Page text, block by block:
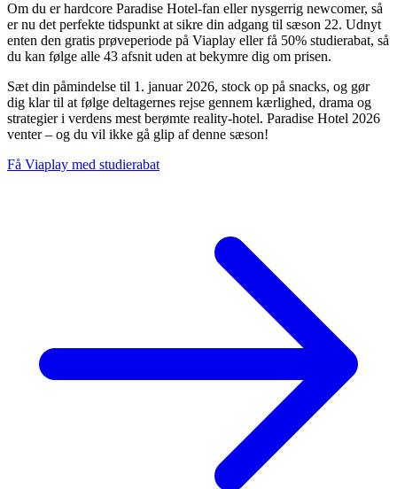
Om du er hardcore Paradise Hotel-fan eller nysgerrig newcomer, så
er nu det perfekte tidspunkt at sikre din adgang til sæson 22. Udnyt
enten den gratis prøveperiode på Viaplay eller få 50% studierabat, så
du kan følge alle 43 afsnit uden at bekymre dig om prisen.
Sæt din påmindelse til 1. januar 2026, stock op på snacks, og gør
dig klar til at følge deltagernes rejse gennem kærlighed, drama og
strategier i verdens mest berømte reality-hotel. Paradise Hotel 2026
venter – og du vil ikke gå glip af denne sæson!
Få Viaplay med studierabat